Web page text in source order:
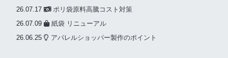
26.07.17
ポリ袋原料高騰コスト対策
26.07.09
紙袋 リニューアル
26.06.25
アパレルショッパー製作のポイント